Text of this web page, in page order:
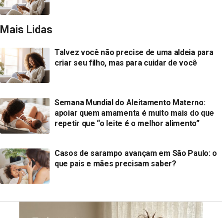
Mais Lidas
Talvez você não precise de uma aldeia para
criar seu filho, mas para cuidar de você
Semana Mundial do Aleitamento Materno:
apoiar quem amamenta é muito mais do que
repetir que “o leite é o melhor alimento”
Casos de sarampo avançam em São Paulo: o
que pais e mães precisam saber?